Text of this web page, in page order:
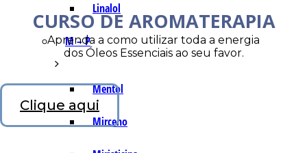
Linalol
M – P
Mentol
Mirceno
CURSO DE AROMATERAPIA
Aprenda a como utilizar toda a energia
dos Óleos Essenciais ao seu favor.
Clique aqui